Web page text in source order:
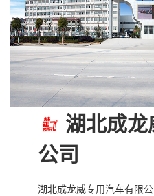
湖北成
公司
湖北成龙威专用汽车有限